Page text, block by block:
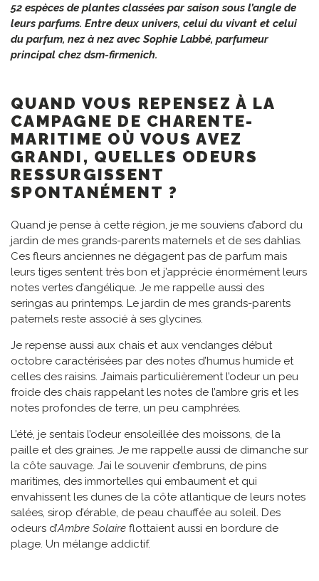
52 espèces de plantes classées par saison sous l’angle de
leurs parfums. Entre deux univers, celui du vivant et celui
du parfum, nez à nez avec Sophie Labbé, parfumeur
principal chez dsm-firmenich.
QUAND VOUS REPENSEZ À LA
CAMPAGNE DE CHARENTE-
MARITIME OÙ VOUS AVEZ
GRANDI, QUELLES ODEURS
RESSURGISSENT
SPONTANÉMENT ?
Quand je pense à cette région, je me souviens d’abord du
jardin de mes grands-parents maternels et de ses dahlias.
Ces fleurs anciennes ne dégagent pas de parfum mais
leurs tiges sentent très bon et j’apprécie énormément leurs
notes vertes d’angélique. Je me rappelle aussi des
seringas au printemps. Le jardin de mes grands-parents
paternels reste associé à ses glycines.
Je repense aussi aux chais et aux vendanges début
octobre caractérisées par des notes d’humus humide et
celles des raisins. J’aimais particulièrement l’odeur un peu
froide des chais rappelant les notes de l’ambre gris et les
notes profondes de terre, un peu camphrées.
L’été, je sentais l’odeur ensoleillée des moissons, de la
paille et des graines. Je me rappelle aussi de dimanche sur
la côte sauvage. J’ai le souvenir d’embruns, de pins
maritimes, des immortelles qui embaument et qui
envahissent les dunes de la côte atlantique de leurs notes
salées, sirop d’érable, de peau chauffée au soleil. Des
odeurs d’Ambre Solaire flottaient aussi en bordure de
plage. Un mélange addictif.